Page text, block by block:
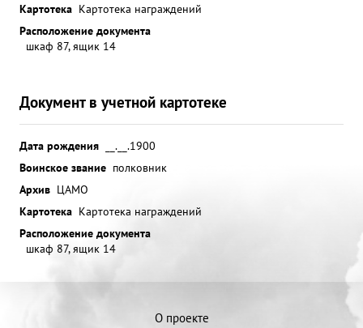
Картотека Картотека награждений
Расположение документа
шкаф 87, ящик 14
Документ в учетной картотеке
Дата рождения
__.__.1900
Воинское звание полковник
Архив ЦАМО
Картотека Картотека награждений
Расположение документа
шкаф 87, ящик 14
О проекте